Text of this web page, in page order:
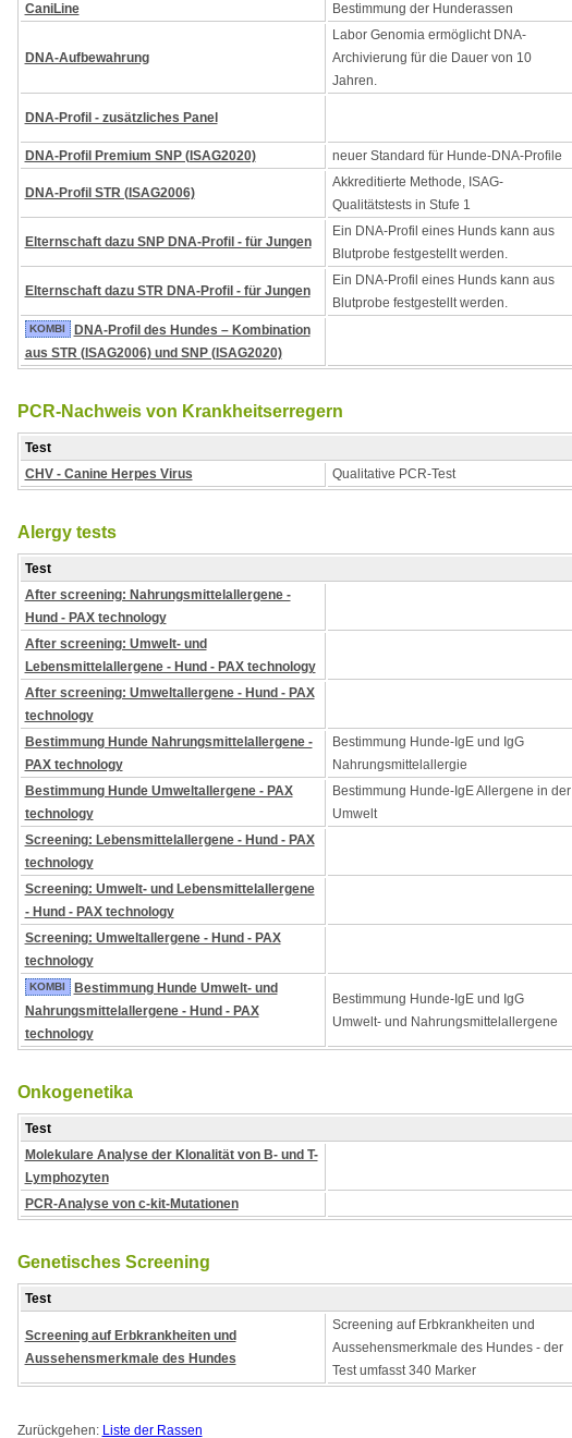
CaniLine
Bestimmung der Hunderassen
DNA-Aufbewahrung
Labor Genomia ermöglicht DNA-
Archivierung für die Dauer von 10
Jahren.
DNA-Profil - zusätzliches Panel
DNA-Profil Premium SNP (ISAG2020)
neuer Standard für Hunde-DNA-Profile
DNA-Profil STR (ISAG2006)
Akkreditierte Methode, ISAG-
Qualitätstests in Stufe 1
Elternschaft dazu SNP DNA-Profil - für Jungen
Ein DNA-Profil eines Hunds kann aus
Blutprobe festgestellt werden.
Elternschaft dazu STR DNA-Profil - für Jungen
Ein DNA-Profil eines Hunds kann aus
Blutprobe festgestellt werden.
KOMBI
DNA-Profil des Hundes – Kombination
aus STR (ISAG2006) und SNP (ISAG2020)
PCR-Nachweis von Krankheitserregern
Test
CHV - Canine Herpes Virus
Qualitative PCR-Test
Alergy tests
Test
After screening: Nahrungsmittelallergene -
Hund - PAX technology
After screening: Umwelt- und
Lebensmittelallergene - Hund - PAX technology
After screening: Umweltallergene - Hund - PAX
technology
Bestimmung Hunde Nahrungsmittelallergene -
PAX technology
Bestimmung Hunde-IgE und IgG
Nahrungsmittelallergie
Bestimmung Hunde Umweltallergene - PAX
technology
Bestimmung Hunde-IgE Allergene in der
Umwelt
Screening: Lebensmittelallergene - Hund - PAX
technology
Screening: Umwelt- und Lebensmittelallergene
- Hund - PAX technology
Screening: Umweltallergene - Hund - PAX
technology
KOMBI
Bestimmung Hunde Umwelt- und
Nahrungsmittelallergene - Hund - PAX
technology
Bestimmung Hunde-IgE und IgG
Umwelt- und Nahrungsmittelallergene
Onkogenetika
Test
Molekulare Analyse der Klonalität von B- und T-
Lymphozyten
PCR-Analyse von c-kit-Mutationen
Genetisches Screening
Test
Screening auf Erbkrankheiten und
Aussehensmerkmale des Hundes
Screening auf Erbkrankheiten und
Aussehensmerkmale des Hundes - der
Test umfasst 340 Marker
Zurückgehen: Liste der Rassen